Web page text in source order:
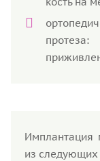
Имплантация
из следующих